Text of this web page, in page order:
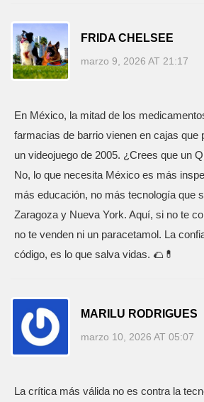
FRIDA CHELSEE
marzo 9, 2026 AT 21:17
En México, la mitad de los
farmacias de barrio vienen en cajas que
un videojuego de 2005. ¿Crees que un
No, lo que necesita México es más
más educación, no más tecnología que
Zaragoza y Nueva York. Aquí, si no te
no te venden ni un paracetamol. La
código, es lo que salva vidas. 🌮💊
MARILU RODRIGUES
marzo 10, 2026 AT 05:07
La crítica más válida no es contra la